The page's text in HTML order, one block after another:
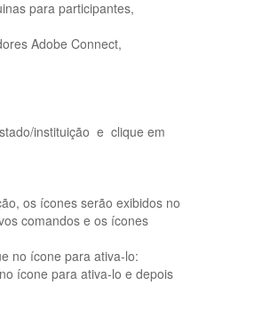
para participantes,
Adobe Connect,
instituição e clique em
os ícones serão exibidos no
comandos e os ícones
no ícone para ativa-lo:
ícone para ativa-lo e depois